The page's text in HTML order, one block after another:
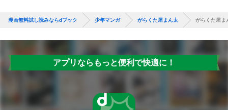
漫画無料試し読みならdブック 少年マンガ がらくた屋まん太 がらくた屋ま
アプリならもっと便利で快適に！